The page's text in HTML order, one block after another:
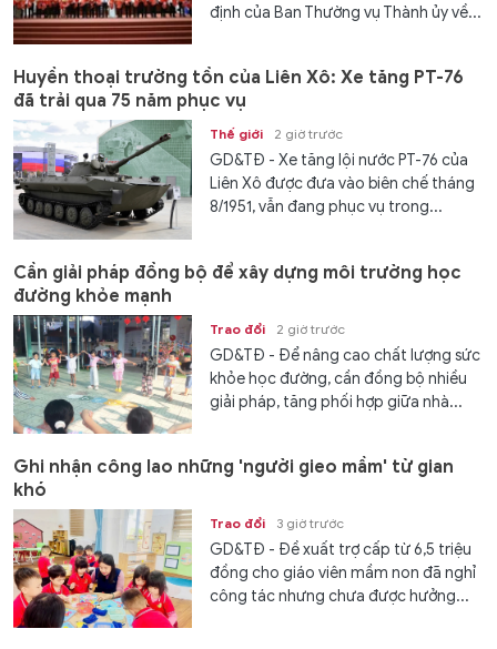
định của Ban Thường vụ Thành ủy về...
Huyền thoại trường tồn của Liên Xô: Xe tăng PT-76
đã trải qua 75 năm phục vụ
Thế giới 2 giờ trước
GD&TĐ - Xe tăng lội nước PT-76 của
Liên Xô được đưa vào biên chế tháng
8/1951, vẫn đang phục vụ trong...
Cần giải pháp đồng bộ để xây dựng môi trường học
đường khỏe mạnh
Trao đổi 2 giờ trước
GD&TĐ - Để nâng cao chất lượng sức
khỏe học đường, cần đồng bộ nhiều
giải pháp, tăng phối hợp giữa nhà...
Ghi nhận công lao những 'người gieo mầm' từ gian
khó
Trao đổi 3 giờ trước
GD&TĐ - Đề xuất trợ cấp từ 6,5 triệu
đồng cho giáo viên mầm non đã nghỉ
công tác nhưng chưa được hưởng...